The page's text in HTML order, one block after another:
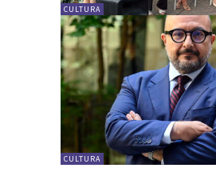
CULTURA
CULTURA